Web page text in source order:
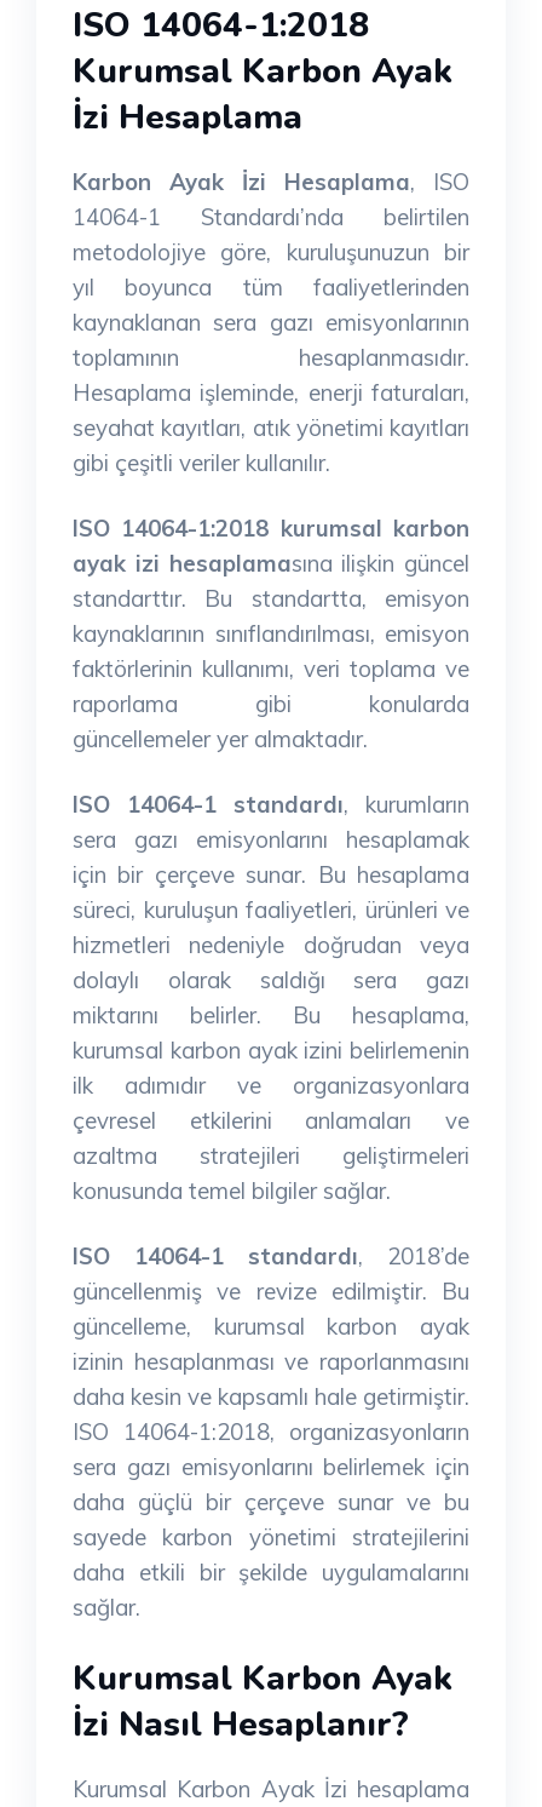
ISO 14064-1:2018
Kurumsal Karbon Ayak
İzi Hesaplama
Karbon Ayak İzi Hesaplama, ISO
14064-1 Standardı’nda belirtilen
metodolojiye göre, kuruluşunuzun bir
yıl boyunca tüm faaliyetlerinden
kaynaklanan sera gazı emisyonlarının
toplamının hesaplanmasıdır.
Hesaplama işleminde, enerji faturaları,
seyahat kayıtları, atık yönetimi kayıtları
gibi çeşitli veriler kullanılır.
ISO 14064-1:2018 kurumsal karbon
ayak izi hesaplamasına ilişkin güncel
standarttır. Bu standartta, emisyon
kaynaklarının sınıflandırılması, emisyon
faktörlerinin kullanımı, veri toplama ve
raporlama gibi konularda
güncellemeler yer almaktadır.
ISO 14064-1 standardı, kurumların
sera gazı emisyonlarını hesaplamak
için bir çerçeve sunar. Bu hesaplama
süreci, kuruluşun faaliyetleri, ürünleri ve
hizmetleri nedeniyle doğrudan veya
dolaylı olarak saldığı sera gazı
miktarını belirler. Bu hesaplama,
kurumsal karbon ayak izini belirlemenin
ilk adımıdır ve organizasyonlara
çevresel etkilerini anlamaları ve
azaltma stratejileri geliştirmeleri
konusunda temel bilgiler sağlar.
ISO 14064-1 standardı, 2018’de
güncellenmiş ve revize edilmiştir. Bu
güncelleme, kurumsal karbon ayak
izinin hesaplanması ve raporlanmasını
daha kesin ve kapsamlı hale getirmiştir.
ISO 14064-1:2018, organizasyonların
sera gazı emisyonlarını belirlemek için
daha güçlü bir çerçeve sunar ve bu
sayede karbon yönetimi stratejilerini
daha etkili bir şekilde uygulamalarını
sağlar.
Kurumsal Karbon Ayak
İzi Nasıl Hesaplanır?
Kurumsal Karbon Ayak İzi hesaplama